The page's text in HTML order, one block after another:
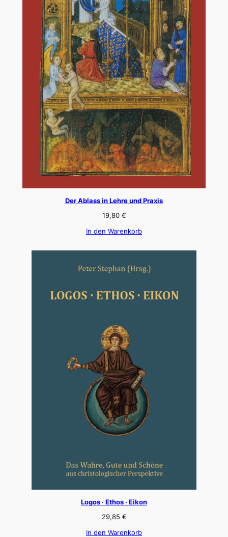
Der Ablass in Lehre und Praxis
19,80 €
In den Warenkorb
Logos · Ethos · Eikon
29,85 €
In den Warenkorb